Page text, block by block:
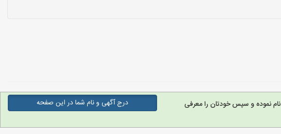
نموده و سپس خودتان را معرفی
درج آگهی و نام شما در این صفحه